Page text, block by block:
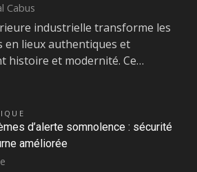
Cabus
industrielle transforme les
en lieux authentiques et
histoire et modernité. Ce…
d’alerte somnolence : sécurité
améliorée